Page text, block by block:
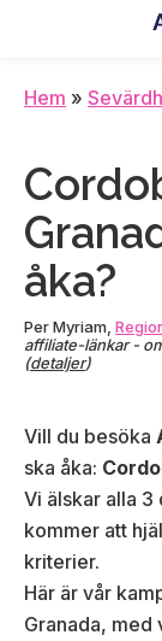
content
sidebar
et
Hem »
åka?
PerMyriam
affiliate-länkar -
(detaljer)
Vill du besöka
ska åka:
Vi älskar alla 3
kommer att
kriterier.
Här är vår
Granada, med